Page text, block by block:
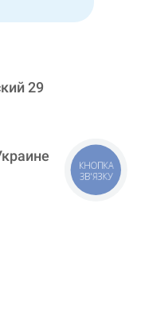
29
КНОПКА
ЗВ'ЯЗКУ